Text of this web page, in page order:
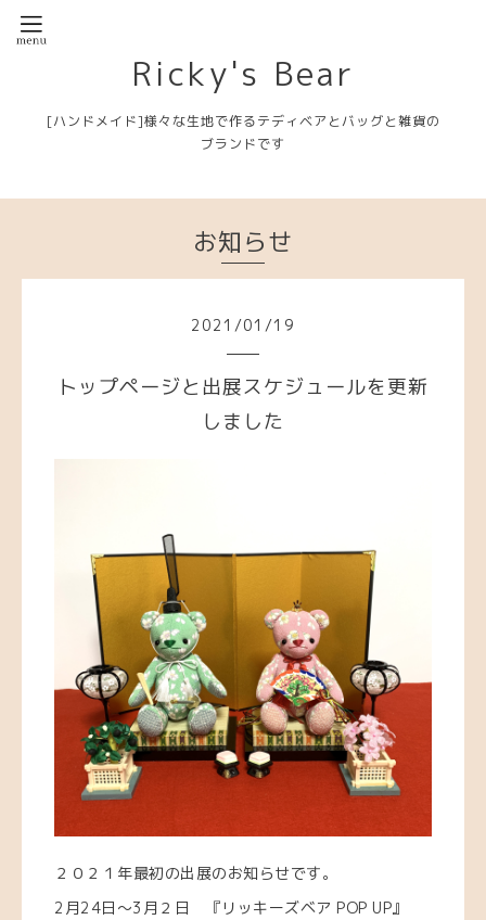
Ricky's Bear
[ハンドメイド]様々な生地で作るテディベアとバッグと雑貨の
ブランドです
お知らせ
2021 /01 /19
トップページと出展スケジュールを更新
しました
２０２１年最初の出展のお知らせです。
2月24日〜3月２日 『リッキーズベア POP UP』